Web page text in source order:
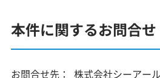
本件に関するお問合せ
お問合せ先：
株式会社シーアー